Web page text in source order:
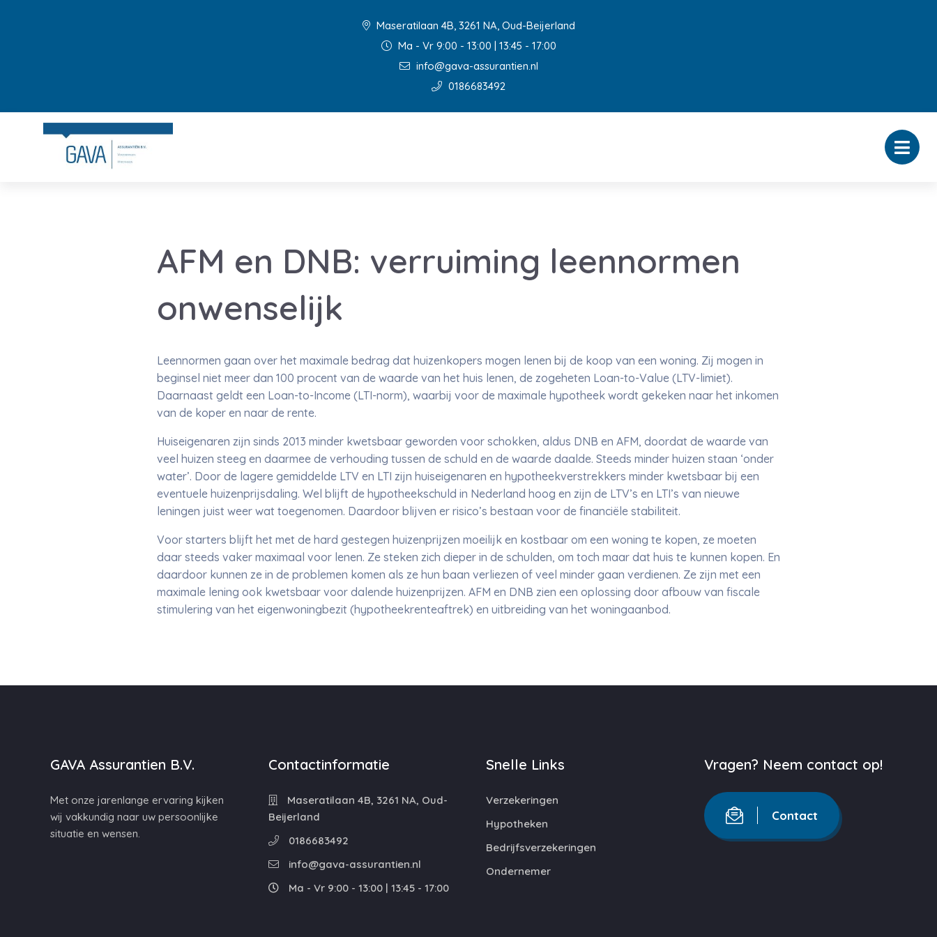
Maseratilaan 4B, 3261 NA, Oud-Beijerland
Ma - Vr 9:00 - 13:00 | 13:45 - 17:00
info@gava-assurantien.nl
0186683492
AFM en DNB: verruiming leennormen
onwenselijk
Leennormen gaan over het maximale bedrag dat huizenkopers mogen lenen bij de koop van een woning. Zij mogen in
beginsel niet meer dan 100 procent van de waarde van het huis lenen, de zogeheten Loan-to-Value (LTV-limiet).
Daarnaast geldt een Loan-to-Income (LTI-norm), waarbij voor de maximale hypotheek wordt gekeken naar het inkomen
van de koper en naar de rente.
Huiseigenaren zijn sinds 2013 minder kwetsbaar geworden voor schokken, aldus DNB en AFM, doordat de waarde van
veel huizen steeg en daarmee de verhouding tussen de schuld en de waarde daalde. Steeds minder huizen staan ‘onder
water’. Door de lagere gemiddelde LTV en LTI zijn huiseigenaren en hypotheekverstrekkers minder kwetsbaar bij een
eventuele huizenprijsdaling. Wel blijft de hypotheekschuld in Nederland hoog en zijn de LTV’s en LTI’s van nieuwe
leningen juist weer wat toegenomen. Daardoor blijven er risico’s bestaan voor de financiële stabiliteit.
Voor starters blijft het met de hard gestegen huizenprijzen moeilijk en kostbaar om een woning te kopen, ze moeten
daar steeds vaker maximaal voor lenen. Ze steken zich dieper in de schulden, om toch maar dat huis te kunnen kopen. En
daardoor kunnen ze in de problemen komen als ze hun baan verliezen of veel minder gaan verdienen. Ze zijn met een
maximale lening ook kwetsbaar voor dalende huizenprijzen. AFM en DNB zien een oplossing door afbouw van fiscale
stimulering van het eigenwoningbezit (hypotheekrenteaftrek) en uitbreiding van het woningaanbod.
GAVA Assurantien B.V.
Met onze jarenlange ervaring kijken
wij vakkundig naar uw persoonlijke
situatie en wensen.
Contactinformatie
Maseratilaan 4B, 3261 NA, Oud-
Beijerland
0186683492
info@gava-assurantien.nl
Ma - Vr 9:00 - 13:00 | 13:45 - 17:00
Snelle Links
Verzekeringen
Hypotheken
Bedrijfsverzekeringen
Ondernemer
Vragen? Neem contact op!
Contact